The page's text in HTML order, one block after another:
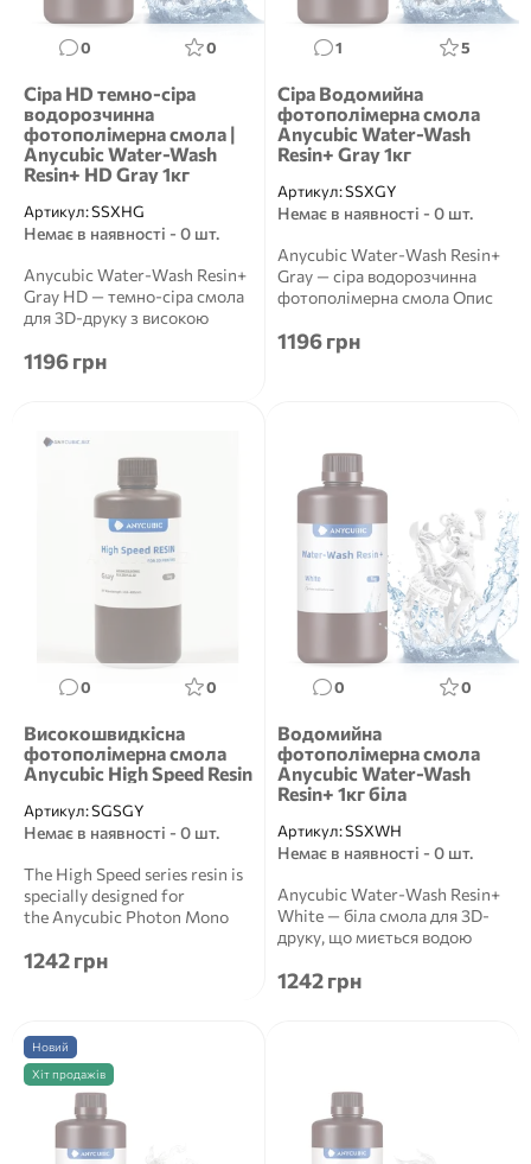
0 0
Сіра HD темно-сіра
водорозчинна
фотополімерна смола |
Anycubic Water-Wash
Resin+ HD Gray 1кг
Артикул:SSXHG
Немає в наявності - 0 шт.
Anycubic Water-Wash Resin+
Gray HD — темно-сіра смола
для 3D-друку з високою
1196 грн
1 5
Сіра Водомийна
фотополімерна смола
Anycubic Water-Wash
Resin+ Gray 1кг
Артикул:SSXGY
Немає в наявності - 0 шт.
Anycubic Water-Wash Resin+
Gray — сіра водорозчинна
фотополімерна смола Опис
1196 грн
0 0
Високошвидкісна
фотополімерна смола
Anycubic High Speed Resin
Артикул:SGSGY
Немає в наявності - 0 шт.
The High Speed series resin is
specially designed for
the Anycubic Photon Mono
1242 грн
0 0
Водомийна
фотополімерна смола
Anycubic Water-Wash
Resin+ 1кг біла
Артикул:SSXWH
Немає в наявності - 0 шт.
Anycubic Water-Wash Resin+
White — біла смола для 3D-
друку, що миється водою
1242 грн
Новий
Хіт продажів